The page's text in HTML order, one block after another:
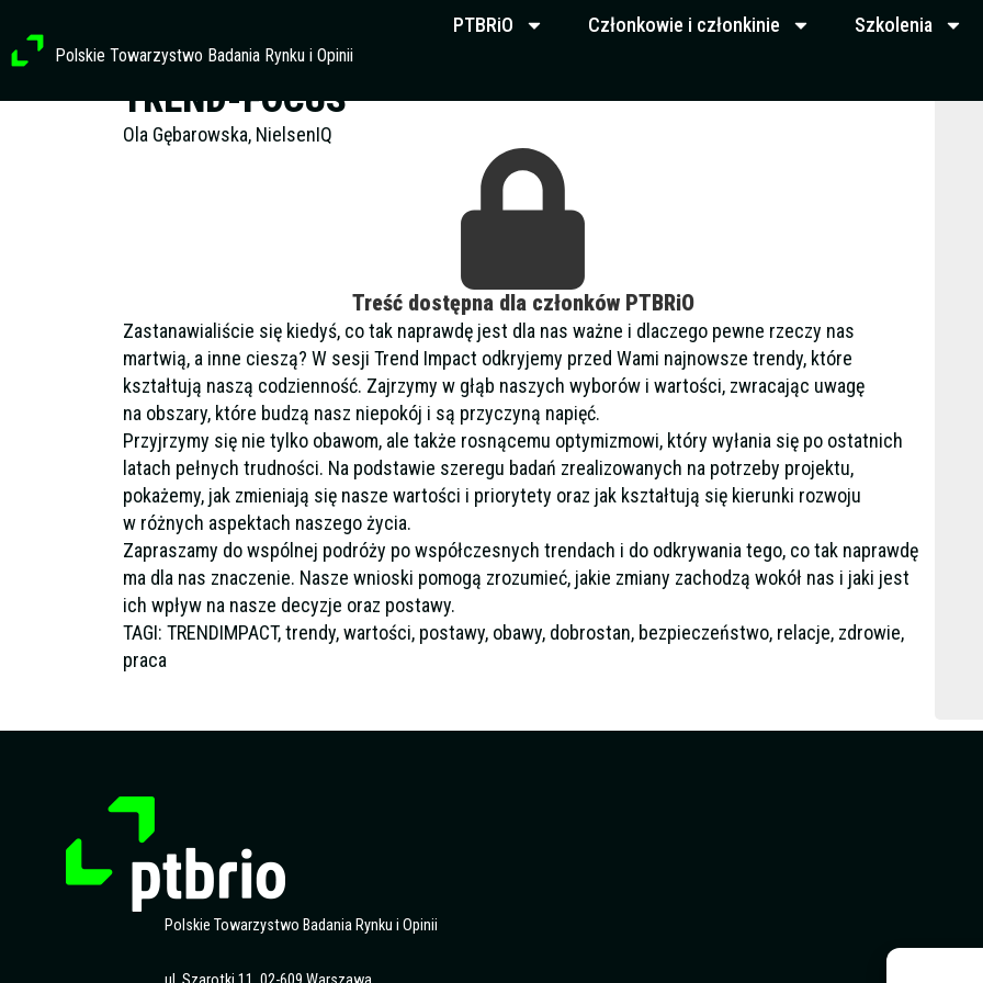
treści
Polskie Towarzystwo Badania Rynku i Opinii
PTBRiO Członkowie i członkinie Szkolenia
TREND-FOCUS
Ola Gębarowska, NielsenIQ
Treść dostępna dla członków PTBRiO
Zastanawialiście się kiedyś, co tak naprawdę jest dla nas ważne i dlaczego pewne rzeczy nas
martwią, a inne cieszą? W sesji Trend Impact odkryjemy przed Wami najnowsze trendy, które
kształtują naszą codzienność. Zajrzymy w głąb naszych wyborów i wartości, zwracając uwagę
na obszary, które budzą nasz niepokój i są przyczyną napięć.
Przyjrzymy się nie tylko obawom, ale także rosnącemu optymizmowi, który wyłania się po ostatnich
latach pełnych trudności. Na podstawie szeregu badań zrealizowanych na potrzeby projektu,
pokażemy, jak zmieniają się nasze wartości i priorytety oraz jak kształtują się kierunki rozwoju
w różnych aspektach naszego życia.
Zapraszamy do wspólnej podróży po współczesnych trendach i do odkrywania tego, co tak naprawdę
ma dla nas znaczenie. Nasze wnioski pomogą zrozumieć, jakie zmiany zachodzą wokół nas i jaki jest
ich wpływ na nasze decyzje oraz postawy.
TAGI: TRENDIMPACT, trendy, wartości, postawy, obawy, dobrostan, bezpieczeństwo, relacje, zdrowie,
praca
Polskie Towarzystwo Badania Rynku i Opinii